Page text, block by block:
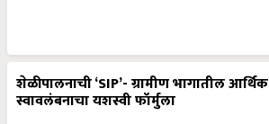
शेळीपालनाची ‘SIP’- ग्रामीण भागातील आर्थिक
स्वावलंबनाचा यशस्वी फॉर्मुला